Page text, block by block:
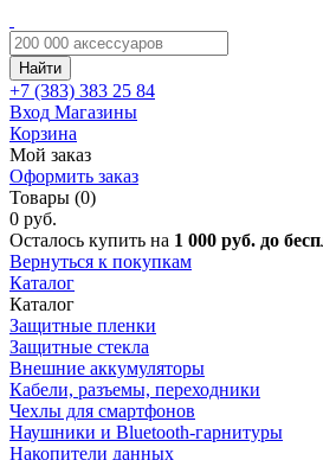
Найти
+7 (383) 383 25 84
Вход Магазины
Корзина
Мой заказ
Оформить заказ
Товары (0)
0 руб.
Осталось купить на 1 000 руб. до
Вернуться к покупкам
Каталог
Каталог
Защитные пленки
Защитные стекла
Внешние аккумуляторы
Кабели, разъемы, переходники
Чехлы для смартфонов
Наушники и Bluetooth-гарнитуры
Накопители данных